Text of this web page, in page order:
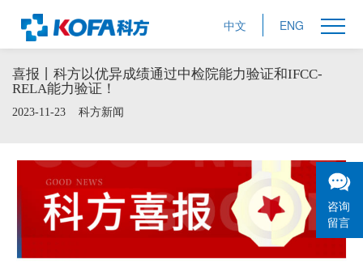
中文 ENG
喜报丨科方以优异成绩通过中检院能力验证和IFCC-
RELA能力验证！
2023-11-23 科方新闻
咨询
留言